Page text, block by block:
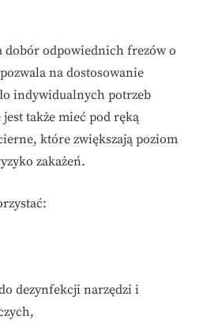
dobór odpowiednich frezów o
na dostosowanie
indywidualnych potrzeb
także mieć pod ręką
które zwiększają poziom
zakażeń.
dezynfekcji narzędzi i